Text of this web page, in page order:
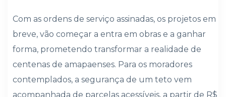
Com as ordens de serviço assinadas, os projetos em
breve, vão começar a entra em obras e a ganhar
forma, prometendo transformar a realidade de
centenas de amapaenses. Para os moradores
contemplados, a segurança de um teto vem
acompanhada de parcelas acessíveis, a partir de R$